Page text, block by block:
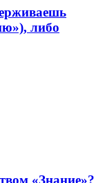
либо
«Знание»?